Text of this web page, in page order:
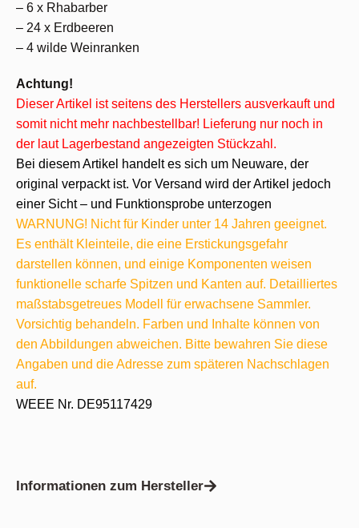
– 6 x Rhabarber
– 24 x Erdbeeren
– 4 wilde Weinranken
Achtung!
Dieser Artikel ist seitens des Herstellers ausverkauft und
somit nicht mehr nachbestellbar! Lieferung nur noch in
der laut Lagerbestand angezeigten Stückzahl.
Bei diesem Artikel handelt es sich um Neuware, der
original verpackt ist. Vor Versand wird der Artikel jedoch
einer Sicht – und Funktionsprobe unterzogen
WARNUNG! Nicht für Kinder unter 14 Jahren geeignet.
Es enthält Kleinteile, die eine Erstickungsgefahr
darstellen können, und einige Komponenten weisen
funktionelle scharfe Spitzen und Kanten auf. Detailliertes
maßstabsgetreues Modell für erwachsene Sammler.
Vorsichtig behandeln. Farben und Inhalte können von
den Abbildungen abweichen. Bitte bewahren Sie diese
Angaben und die Adresse zum späteren Nachschlagen
auf.
WEEE Nr. DE95117429
Informationen zum Hersteller